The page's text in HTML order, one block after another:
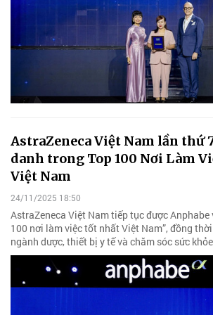
AstraZeneca Việt Nam lần thứ
danh trong Top 100 Nơi Làm
Việt Nam
24/11/2025 18:50
AstraZeneca Việt Nam tiếp tục được
100 nơi làm việc tốt nhất Việt Nam”, đồng
ngành dược, thiết bị y tế và chăm sóc sức